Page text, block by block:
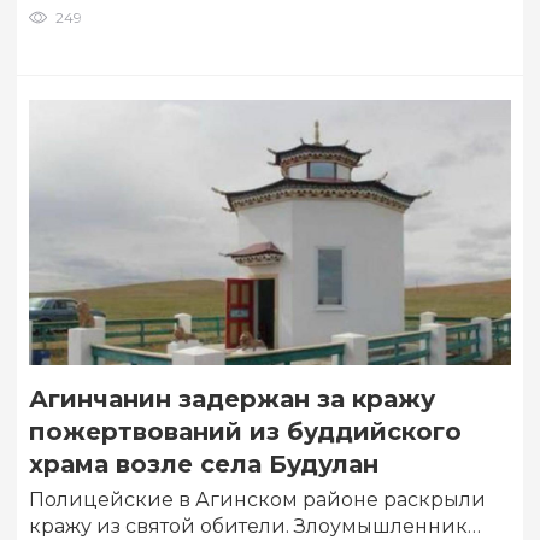
249
Агинчанин задержан за кражу
пожертвований из буддийского
храма возле села Будулан
Полицейские в Агинском районе раскрыли
кражу из святой обители. Злоумышленник